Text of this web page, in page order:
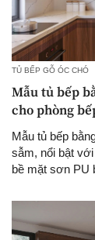
TỦ BẾP GỖ ÓC CHÓ
Mẫu tủ bếp
cho phòng
Mẫu tủ bếp
sẫm, nổi bật
bề mặt sơn PU